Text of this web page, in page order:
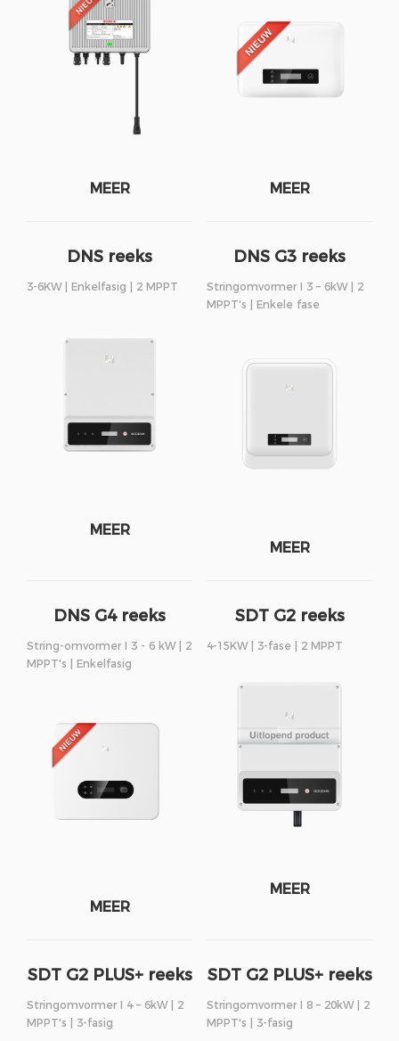
MEER MEER
DNS reeks
3-6KW | Enkelfasig | 2 MPPT
MEER
DNS G3 reeks
Stringomvormer I 3 – 6kW | 2
MPPT's | Enkele fase
MEER
DNS G4 reeks
String-omvormer I 3 - 6 kW | 2
MPPT's | Enkelfasig
MEER
SDT G2 reeks
4-15KW | 3-fase | 2 MPPT
MEER
SDT G2 PLUS+ reeks
Stringomvormer I 4 – 6kW | 2
MPPT's | 3-fasig
SDT G2 PLUS+ reeks
Stringomvormer I 8 – 20kW | 2
MPPT's | 3-fasig